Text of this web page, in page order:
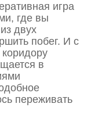
игра
где вы
двух
побег. И с
в
переживать